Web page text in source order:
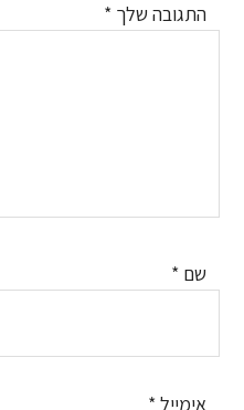
התגובה שלך *
שם *
אימייל *